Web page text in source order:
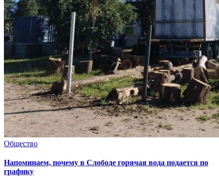
Общество
Напоминаем, почему в Слободе горячая вода подается по
графику